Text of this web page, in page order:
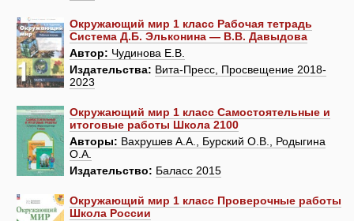
Окружающий мир 1 класс Рабочая тетрадь
Система Д.Б. Эльконина — В.В. Давыдова
Автор: Чудинова Е.В.
Издательства: Вита-Пресс, Просвещение 2018-
2023
Окружающий мир 1 класс Самостоятельные и
итоговые работы Школа 2100
Авторы: Вахрушев А.А., Бурский О.В., Родыгина
О.А.
Издательство: Баласс 2015
Окружающий мир 1 класс Проверочные работы
Школа России